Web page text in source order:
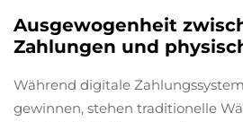
Ausgewogenheit
Zahlungen und
Während digitale
gewinnen, stehen traditionelle